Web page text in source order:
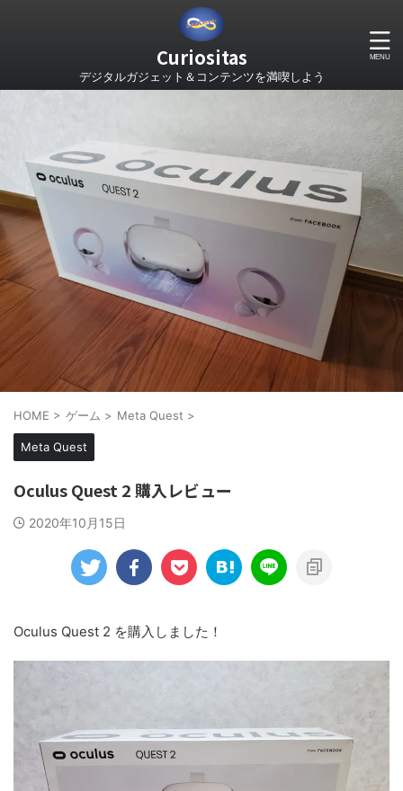
Curiositas
デジタルガジェット＆コンテンツを満喫しよう
HOME > ゲーム > Meta Quest >
Meta Quest
Oculus Quest 2 購入レビュー
2020年10月15日
Oculus Quest 2 を購入しました！